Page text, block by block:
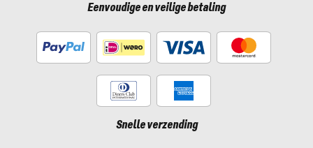
Eenvoudige en veilige betaling
Snelle verzending